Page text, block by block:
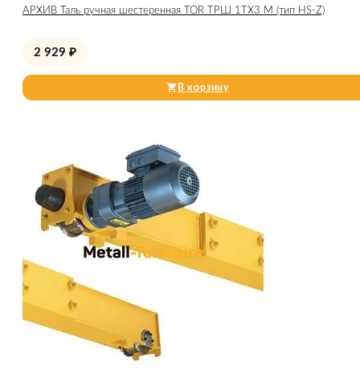
АРХИВ Таль ручная шестеренная TOR ТРШ 1ТХ3 М (тип HS-Z)
2 929 ₽
В корзину